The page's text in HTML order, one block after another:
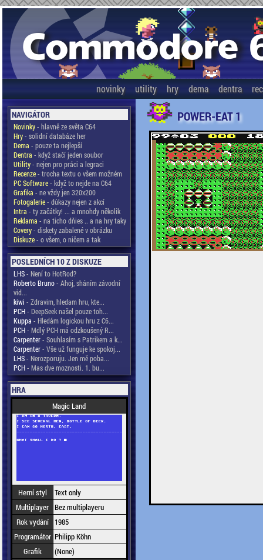
novinky utility hry dema dentra
NAVIGÁTOR
Novinky- hlavně ze světa C64
Hry- solidní databáze her
Dema - pouze ta nejlepší
Dentra - když stačí jeden soubor
Utility- nejen pro práci a legraci
Recenze- trocha textu o všem možném
PC Software- když to nejde na C64
Grafika - ne vždy jen 320x200
Fotogalerie- důkazy nejen z akcí
Intra - ty začátky! ... a mnohdy několik
Reklama - na ticho dňies .. a na hry taky
Covery- diskety zabalené v obrázku
Diskuze- o všem, o ničem a tak
POSLEDNÍCH 10 Z DISKUZE
LHS- Není to HotRod?
Roberto Bruno- Ahoj, sháním závodní
vid...
kiwi - Zdravim, hledam hru, kte...
PCH- DeepSeek našel pouze toh...
Kuppa - Hledám logickou hru z C6...
PCH- Mdlý PCH má odzkoušený R...
Carpenter- Souhlasím s Patrikem a k...
Carpenter- Vše už funguje ke spokoj...
LHS- Nerozporuju. Jen mě poba...
PCH- Mas dve moznosti. 1. bu...
HRA
Magic Land
Herní styl
Text only
Multiplayer Bez multiplayeru
Rok vydání
1985
Programátor Philipp Köhn
Grafik
(None)
POWER-EAT 1